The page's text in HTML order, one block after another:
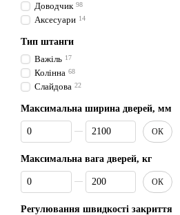
Доводчик 98
Аксесуари 14
Тип штанги
Важіль 17
Колінна 68
Слайдова 22
Максимальна ширина дверей, мм
Від Максимальна ширина дверей, мм
До Максимальна ширина дверей, мм
ОК
Максимальна вага дверей, кг
Від Максимальна вага дверей, кг
До Максимальна вага дверей, кг
ОК
Регулювання швидкості закриття